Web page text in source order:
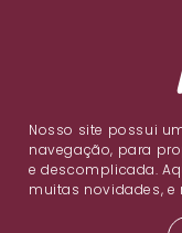
Nosso site possui
navegação, para
e descomplicada.
muitas novidades, e